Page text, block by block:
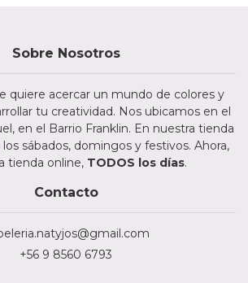
Sobre Nosotros
quiere acercar un mundo de colores y
tu creatividad. Nos ubicamos en el
en el Barrio Franklin. En nuestra tienda
sábados, domingos y festivos. Ahora,
tienda online, TODOS los días.
Contacto
+56 9 8560 6793